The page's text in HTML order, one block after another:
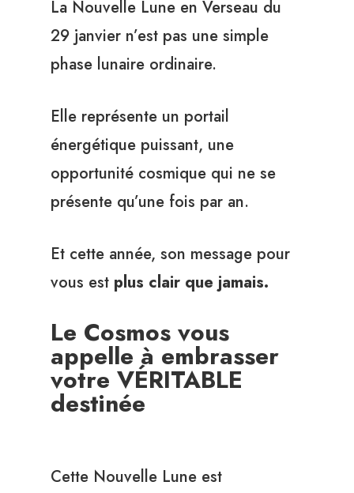
La Nouvelle Lune en Verseau du
29 janvier n’est pas une simple
phase lunaire ordinaire.
Elle représente un portail
énergétique puissant, une
opportunité cosmique qui ne se
présente qu’une fois par an.
Et cette année, son message pour
vous est plus clair que jamais.
Le Cosmos vous
appelle à embrasser
votre VÉRITABLE
destinée
Cette Nouvelle Lune est